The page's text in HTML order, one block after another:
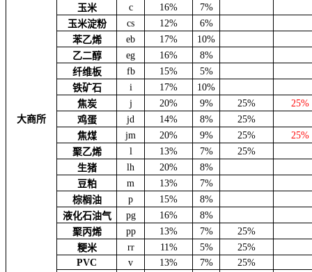
大商所
玉米 c 16%
7%
玉米淀粉
cs 12%
6%
苯乙烯
eb 17%
10%
乙二醇
eg 16%
8%
纤维板
fb 15%
5%
铁矿石
i 17%
10%
焦炭
j 20% 9% 25%
25%
鸡蛋
jd 14% 8%
25%
焦煤
jm 20% 9% 25%
25%
聚乙烯
l 13% 7%
25%
生猪
lh 20%
8%
豆粕
m 13%
7%
棕榈油
p 15%
8%
液化石油气
pg 16%
8%
聚丙烯
pp 13% 7%
25%
粳米
rr 11% 5%
25%
PVC
v 13% 7%
25%